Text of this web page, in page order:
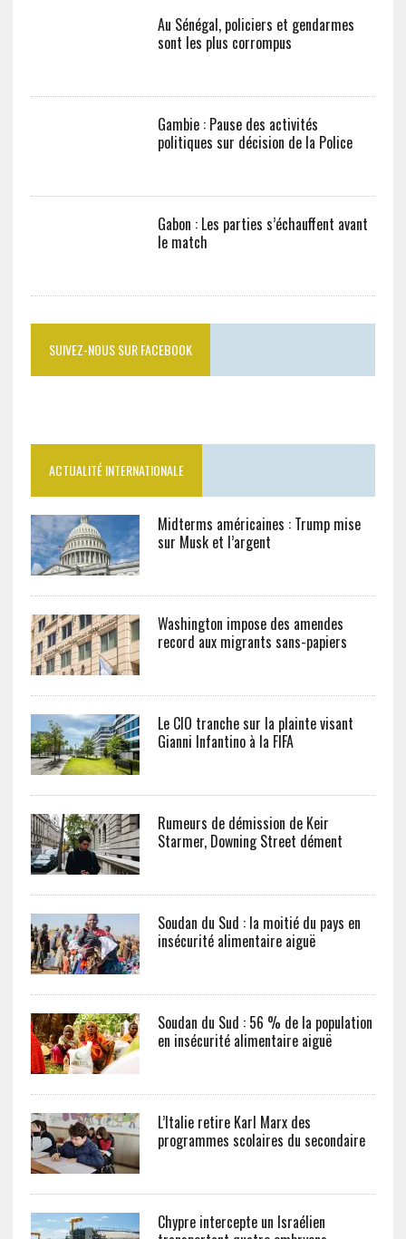
le match
Midterms américaines : Trump mise
sur Musk et l’argent
record aux migrants sans-papiers
Gianni Infantino à la FIFA
Starmer, Downing Street dément
insécurité alimentaire aiguë
en insécurité alimentaire aiguë
programmes scolaires du secondaire
transportant quatre embryons
congelés